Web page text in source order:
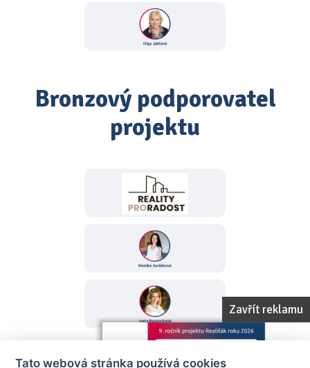
Zavřít reklamu
Bronzový podporovatel
projektu
Tato webová stránka používá cookies